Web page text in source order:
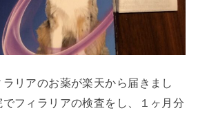
リアのお薬が楽天から届きまし
フィラリアの検査をし、１ヶ月分